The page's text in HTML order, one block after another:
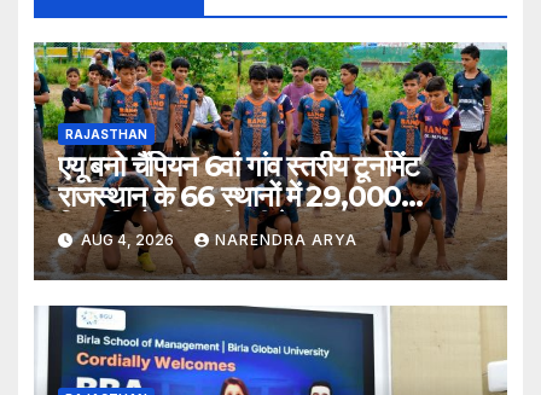
RAJASTHAN
एयू बनो चैंपियन 6वां गांव स्तरीय टूर्नामेंट
राजस्थान के 66 स्थानों में 29,000
खिलाड़ियों की भागीदारी के साथ संपन्न हुआ
AUG 4, 2026 NARENDRA ARYA